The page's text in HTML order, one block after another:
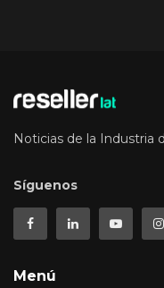
Noticias de la Industria
Síguenos
Menú